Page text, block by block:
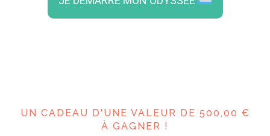
UN CADEAU D'UNE VALEUR DE 500,00 €
À GAGNER !